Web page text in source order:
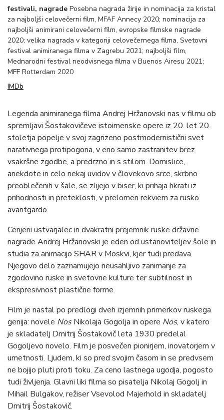
festivali, nagrade Posebna nagrada žirije in nominacija za kristal
za najboljši celovečerni film, MFAF Annecy 2020; nominacija za
najboljši animirani celovečerni film, evropske filmske nagrade
2020; velika nagrada v kategoriji celovečernega filma, Svetovni
festival animiranega filma v Zagrebu 2021; najboljši film,
Mednarodni festival neodvisnega filma v Buenos Airesu 2021;
MFF Rotterdam 2020
IMDb
Legenda animiranega filma Andrej Hržanovski nas v filmu ob
spremljavi Šostakovičeve istoimenske opere iz 20. let 20.
stoletja popelje v svoj zagrizeno postmodernistični svet
narativnega protipogona, v eno samo zastranitev brez
vsakršne zgodbe, a predrzno in s stilom. Domislice,
anekdote in celo nekaj uvidov v človekovo srce, skrbno
preoblečenih v šale, se zlijejo v biser, ki prihaja hkrati iz
prihodnosti in preteklosti, v prelomen rekviem za rusko
avantgardo.
Cenjeni ustvarjalec in dvakratni prejemnik ruske državne
nagrade Andrej Hržanovski je eden od ustanoviteljev šole in
studia za animacijo SHAR v Moskvi, kjer tudi predava.
Njegovo delo zaznamujejo neusahljivo zanimanje za
zgodovino ruske in svetovne kulture ter subtilnost in
ekspresivnost plastične forme.
Film je nastal po predlogi dveh izjemnih primerkov ruskega
genija: novele NosNikolaja Gogolja in opere Nos, v katero
je skladatelj Dmitrij Šostakovič leta 1930 predelal
Gogoljevo novelo. Film je posvečen pionirjem, inovatorjem v
umetnosti. Ljudem, ki so pred svojim časom in se predvsem
ne bojijo pluti proti toku. Za ceno lastnega ugodja, pogosto
tudi življenja. Glavni liki filma so pisatelja Nikolaj Gogolj in
Mihail Bulgakov, režiser Vsevolod Majerhold in skladatelj
Dmitrij Šostakovič.